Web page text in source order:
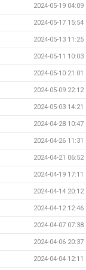
2024-05-19 04:09
2024-05-17 15:54
2024-05-13 11:25
2024-05-11 10:03
2024-05-10 21:01
2024-05-09 22:12
2024-05-03 14:21
2024-04-28 10:47
2024-04-26 11:31
2024-04-21 06:52
2024-04-19 17:11
2024-04-14 20:12
2024-04-12 12:46
2024-04-07 07:38
2024-04-06 20:37
2024-04-04 12:11